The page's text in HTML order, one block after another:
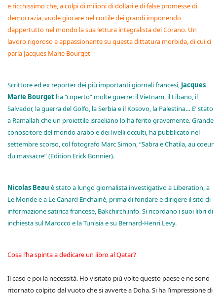
e ricchissimo che, a colpi di milioni di dollari e di false promesse di
democrazia, vuole giocare nel cortile dei grandi imponendo
dappertutto nel mondo la sua lettura integralista del Corano. Un
lavoro rigoroso e appassionante su questa dittatura morbida, di cui ci
parla Jacques Marie Bourget
Scrittore ed ex reporter dei più importanti giornali francesi, Jacques
Marie Bourget ha “coperto” molte guerre: il Vietnam, il Libano, il
Salvador, la guerra del Golfo, la Serbia e il Kosovo, la Palestina… E’ stato
a Ramallah che un proiettile israeliano lo ha ferito gravemente. Grande
conoscitore del mondo arabo e dei livelli occulti, ha pubblicato nel
settembre scorso, col fotografo Marc Simon, “Sabra e Chatila, au coeur
du massacre” (Edition Erick Bonnier).
Nicolas Beau è stato a lungo giornalista investigativo a Liberation, a
Le Monde e a Le Canard Enchainé, prima di fondare e dirigere il sito di
informazione satirica francese, Bakchirch.info. Si ricordano i suoi libri di
inchiesta sul Marocco e la Tunisia e su Bernard-Henri Levy.
Cosa l’ha spinta a dedicare un libro al Qatar?
Il caso e poi la necessità. Ho visitato più volte questo paese e ne sono
ritornato colpito dal vuoto che si avverte a Doha. Si ha l’impressione di